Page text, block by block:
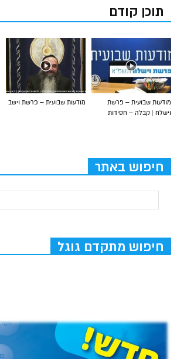
תוכן קודם
מודעות שבועית – פרשת וישב
מודעות שבועית – פרשת
וישלח | קבלה – חסידות
חיפוש באתר
חיפוש מתקדם גוגל